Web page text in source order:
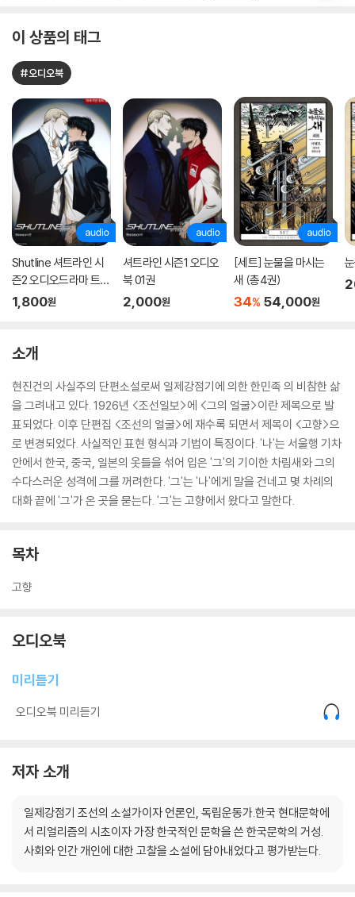
이 상품의 태그
#오디오북
Shutline 셔트라인 시
즌2 오디오드라마 트랙
01
1,800원
셔트라인 시즌1 오디오
북 01권
2,000원
[세트] 눈물을 마시는
새 (총4권)
34% 54,000원
소개
현진건의 사실주의 단편소설로써 일제강점기에 의한 한민족 의 비참한 삶
을 그려내고 있다. 1926년 <조선일보>에 <그의 얼굴>이란 제목으로 발
표되었다. 이후 단편집 <조선의 얼굴>에 재수록 되면서 제목이 <고향>으
로 변경되었다. 사실적인 표현 형식과 기법이 특징이다. '나'는 서울행 기차
안에서 한국, 중국, 일본의 옷들을 섞어 입은 '그'의 기이한 차림새와 그의
수다스러운 성격에 그를 꺼려한다. '그'는 '나'에게 말을 건네고 몇 차례의
대화 끝에 '그'가 온 곳을 묻는다. '그'는 고향에서 왔다고 말한다.
목차
고향
오디오북
미리듣기
오디오북 미리듣기
저자 소개
일제강점기 조선의 소설가이자 언론인, 독립운동가.한국 현대문학에
서 리얼리즘의 시초이자 가장 한국적인 문학을 쓴 한국문학의 거성.
사회와 인간 개인에 대한 고찰을 소설에 담아내었다고 평가받는다.